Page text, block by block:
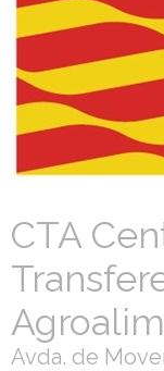
CTA
Avda. de